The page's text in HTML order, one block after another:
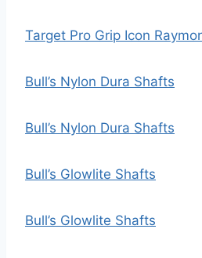
Target Pro Grip Icon
Bull’s Nylon Dura Shafts
Bull’s Nylon Dura Shafts
Bull’s Glowlite Shafts
Bull’s Glowlite Shafts